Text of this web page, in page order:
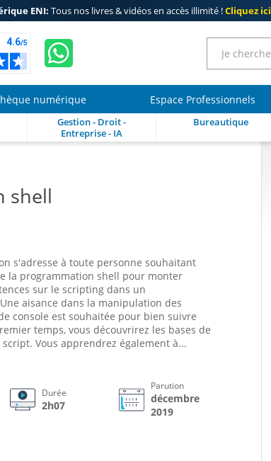
ENI: Tous nos livres & vidéos en accès illimité !Cliquez ici
numérique Espace Professionnels
Gestion - Droit -
Entreprise - IA
Bureautique
shell
s'adresse à toute personne souhaitant
la programmation shell pour monter
sur le scripting dans un
aisance dans la manipulation des
console est souhaitée pour bien suivre
temps, vous découvrirez les bases de
Vous apprendrez également à...
Durée
2h07
Parution
décembre
2019